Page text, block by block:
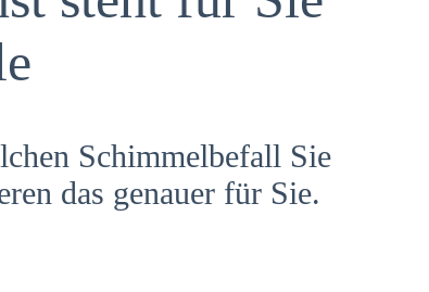
Schimmelbefall Sie
das genauer für Sie.